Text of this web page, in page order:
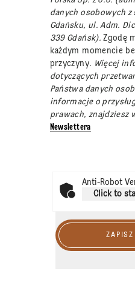
danych osobowych z
Gdańsku, ul. Adm.
339 Gdańsk).Zgodę
każdym momencie
przyczyny. Więcej
dotyczących
Państwa danych
informacje o
prawach, znajdziesz
Newslettera
Anti-Robot
Click to
ZAPISZ